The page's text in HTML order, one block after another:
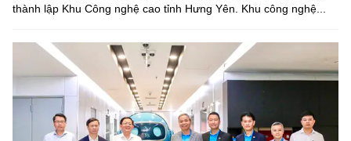
thành lập Khu Công nghệ cao tỉnh Hưng Yên. Khu công nghệ...